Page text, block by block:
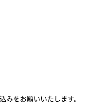
をお願いいたします。